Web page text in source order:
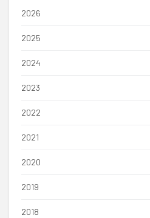
2026
2025
2024
2023
2022
2021
2020
2019
2018